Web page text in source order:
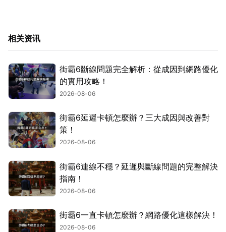
相关资讯
街霸6斷線問題完全解析：從成因到網路優化
的實用攻略！
2026-08-06
街霸6延遲卡頓怎麼辦？三大成因與改善對
策！
2026-08-06
街霸6連線不穩？延遲與斷線問題的完整解決
指南！
2026-08-06
街霸6一直卡頓怎麼辦？網路優化這樣解決！
2026-08-06